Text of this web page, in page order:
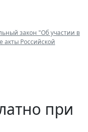
закон "Об участии в
акты Российской
при